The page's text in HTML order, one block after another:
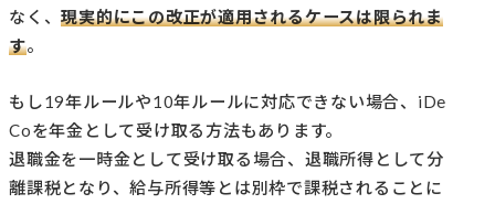
なく、現実的にこの改正が適用されるケースは限られま
す。
もし19年ルールや10年ルールに対応できない場合、iDe
Coを年金として受け取る方法もあります。
退職金を一時金として受け取る場合、退職所得として分
離課税となり、給与所得等とは別枠で課税されることに